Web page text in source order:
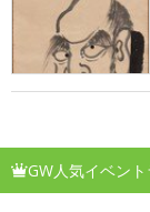
GW人気イベン